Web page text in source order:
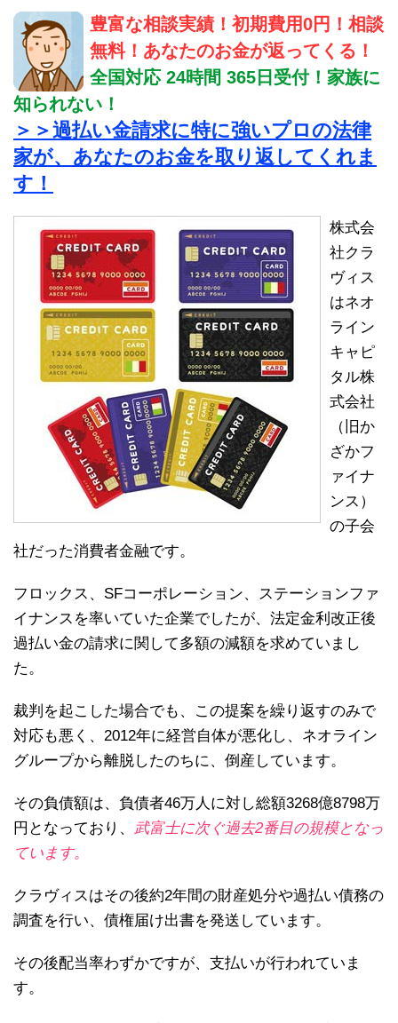
豊富な相談実績！初期費用0円！相談
無料！あなたのお金が返ってくる！
全国対応 24時間 365日受付！家族に
知られない！
＞＞過払い金請求に特に強いプロの法律
家が、あなたのお金を取り返してくれま
す！
株式会
社クラ
ヴィス
はネオ
ライン
キャピ
タル株
式会社
（旧か
ざかフ
ァイナ
ンス）
の子会
社だった消費者金融です。
フロックス、SFコーポレーション、ステーションファ
イナンスを率いていた企業でしたが、法定金利改正後
過払い金の請求に関して多額の減額を求めていまし
た。
裁判を起こした場合でも、この提案を繰り返すのみで
対応も悪く、2012年に経営自体が悪化し、ネオライン
グループから離脱したのちに、倒産しています。
その負債額は、負債者46万人に対し総額3268億8798万
円となっており、
武富士に次ぐ過去2番目の規模となっ
ています。
クラヴィスはその後約2年間の財産処分や過払い債務の
調査を行い、債権届け出書を発送しています。
その後配当率わずかですが、支払いが行われていま
す。